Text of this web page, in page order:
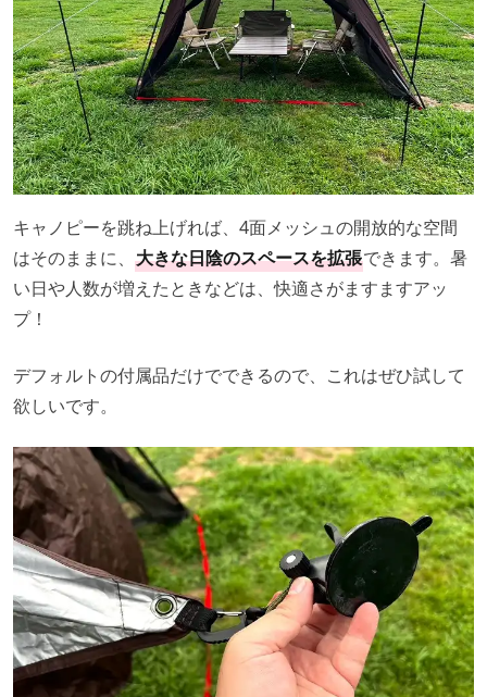
キャノピーを跳ね上げれば、4面メッシュの開放的な空間
はそのままに、 大きな日陰のスペースを拡張できます。暑
い日や人数が増えたときなどは、快適さがますますアッ
プ！
デフォルトの付属品だけでできるので、これはぜひ試して
欲しいです。